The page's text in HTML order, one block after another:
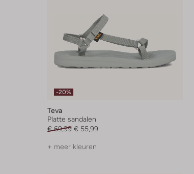
-20%
Teva
Platte sandalen
€ 69,99 € 55,99
+ meer kleuren